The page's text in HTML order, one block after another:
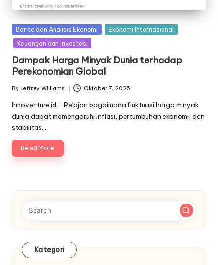
Posted
in
Berita dan Analisis Ekonomi
Ekonomi Internasional
Keuangan dan Investasi
Dampak Harga Minyak Dunia terhadap
Perekonomian Global
Posted
by
By Jeffrey Williams Oktober 7, 2025
Innoventure.id - Pelajari bagaimana fluktuasi harga minyak
dunia dapat memengaruhi inflasi, pertumbuhan ekonomi, dan
stabilitas…
Read More
Kategori